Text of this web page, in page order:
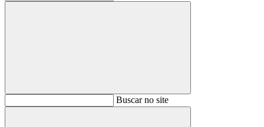
BuscarBuscar no site